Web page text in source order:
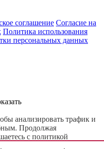
соглашение Согласие на
Политика использования
персональных данных
анализировать трафик и
Продолжая
с политикой